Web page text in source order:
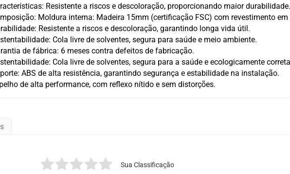
Resistente a riscos e descoloração, proporcionando maior durabilidade.
Moldura interna: Madeira 15mm (certificação FSC) com revestimento
Resistente a riscos e descoloração, garantindo longa vida útil.
Cola livre de solventes, segura para saúde e meio ambiente.
de fábrica: 6 meses contra defeitos de fabricação.
Cola livre de solventes, segura para a saúde e ecologicamente
ABS de alta resistência, garantindo segurança e estabilidade na instalação.
de alta performance, com reflexo nítido e sem distorções.
Sua Classificação